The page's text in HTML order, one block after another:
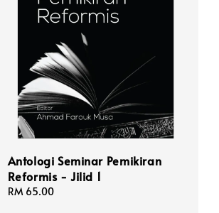
Antologi Seminar Pemikiran
Reformis - Jilid 1
Regular
RM 65.00